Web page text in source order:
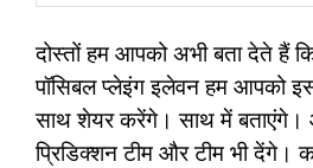
दोस्तों हम आपको अभी बता देते हैं
पॉसिबल प्लेइंग इलेवन हम आपको
साथ शेयर करेंगे। साथ में बताएंगे।
प्रिडिक्शन टीम और टीम भी देंगे।